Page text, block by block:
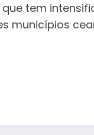
tem
municípios